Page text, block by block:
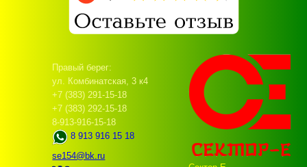
Правый берег:
ул. Комбинатская, 3 к4
+7 (383) 291-15-18
+7 (383) 292-15-18
8-913-916-15-18
8 913 916 15 18
se154@bk.ru